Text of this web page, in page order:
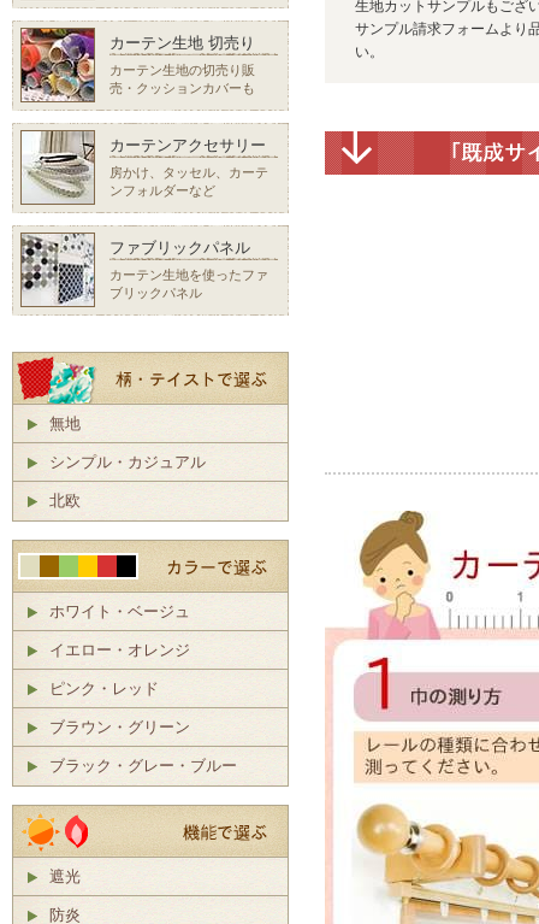
生地カットサンプルもござ
サンプル請求フォームより
い。
カーテン生地 切売り
カーテン生地の切売り販
売・クッションカバーも
カーテンアクセサリー
房かけ、タッセル、カーテ
ンフォルダーなど
ファブリックパネル
カーテン生地を使ったファ
ブリックパネル
無地
シンプル・カジュアル
北欧
ホワイト・ベージュ
イエロー・オレンジ
ピンク・レッド
ブラウン・グリーン
ブラック・グレー・ブルー
遮光
防炎